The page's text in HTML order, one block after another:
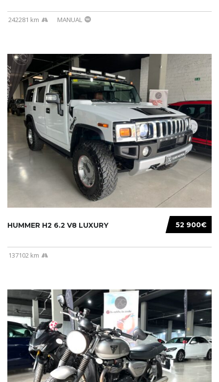
242281 km MANUAL
52 900€
HUMMER H2 6.2 V8 LUXURY
137102 km